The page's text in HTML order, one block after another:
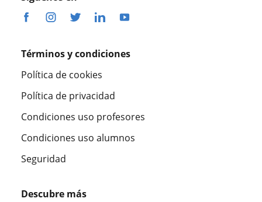
Términos y condiciones
Política de cookies
Política de privacidad
Condiciones uso profesores
Condiciones uso alumnos
Seguridad
Descubre más